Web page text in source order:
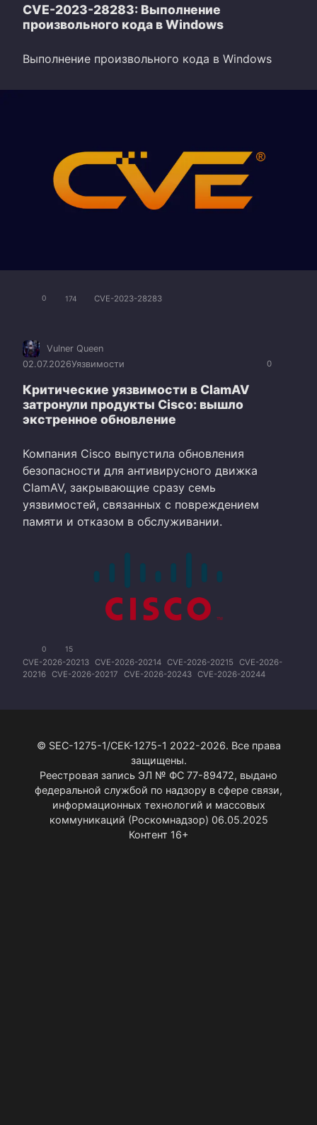
CVE-2023-28283: Выполнение
произвольного кода в Windows
Выполнение произвольного кода в Windows
0 174 CVE-2023-28283
0
Vulner Queen
02.07.2026Уязвимости
Критические уязвимости в ClamAV
затронули продукты Cisco: вышло
экстренное обновление
Компания Cisco выпустила обновления
безопасности для антивирусного движка
ClamAV, закрывающие сразу семь
уязвимостей, связанных с повреждением
памяти и отказом в обслуживании.
0 15
CVE-2026-20213 CVE-2026-20214 CVE-2026-20215
CVE-2026-
20216 CVE-2026-20217 CVE-2026-20243 CVE-2026-20244
© SEC-1275-1/СЕК-1275-1 2022-2026. Все права
защищены.
Реестровая запись ЭЛ № ФС 77-89472, выдано
федеральной службой по надзору в сфере связи,
информационных технологий и массовых
коммуникаций (Роскомнадзор) 06.05.2025
Контент 16+